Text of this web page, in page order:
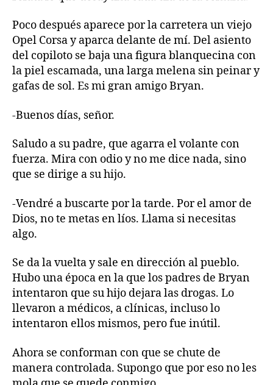
Poco después aparece por la carretera un viejo
Opel Corsa y aparca delante de mí. Del asiento
del copiloto se baja una figura blanquecina con
la piel escamada, una larga melena sin peinar y
gafas de sol. Es mi gran amigo Bryan.
-Buenos días, señor.
Saludo a su padre, que agarra el volante con
fuerza. Mira con odio y no me dice nada, sino
que se dirige a su hijo.
-Vendré a buscarte por la tarde. Por el amor de
Dios, no te metas en líos. Llama si necesitas
algo.
Se da la vuelta y sale en dirección al pueblo.
Hubo una época en la que los padres de Bryan
intentaron que su hijo dejara las drogas. Lo
llevaron a médicos, a clínicas, incluso lo
intentaron ellos mismos, pero fue inútil.
Ahora se conforman con que se chute de
manera controlada. Supongo que por eso no les